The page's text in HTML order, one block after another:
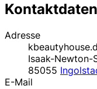
Kontaktdaten
Adresse
Isaak-Newton-
85055
E-Mail